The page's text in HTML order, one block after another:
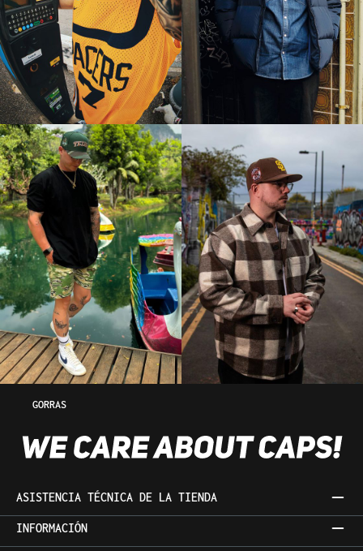
GORRAS
ASISTENCIA TÉCNICA DE LA TIENDA
INFORMACIÓN